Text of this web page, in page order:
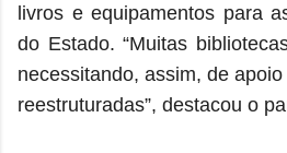
livros e equipamentos para
do Estado. “Muitas
necessitando, assim, de
reestruturadas”, destacou o